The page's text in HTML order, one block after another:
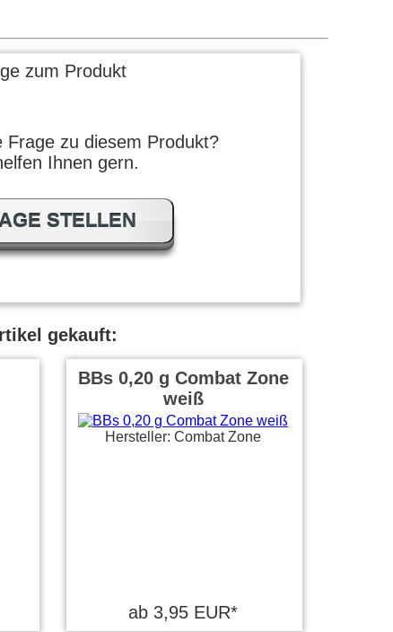
zum Produkt
Frage zu diesem Produkt?
Ihnen gern.
STELLEN
gekauft:
BBs 0,20 g Combat Zone
weiß
Hersteller: Combat Zone
ab 3,95 EUR*